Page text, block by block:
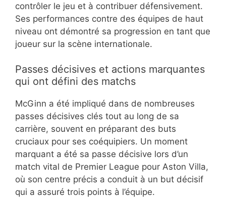
contrôler le jeu et à contribuer défensivement.
Ses performances contre des équipes de haut
niveau ont démontré sa progression en tant que
joueur sur la scène internationale.
Passes décisives et actions marquantes
qui ont défini des matchs
McGinn a été impliqué dans de nombreuses
passes décisives clés tout au long de sa
carrière, souvent en préparant des buts
cruciaux pour ses coéquipiers. Un moment
marquant a été sa passe décisive lors d’un
match vital de Premier League pour Aston Villa,
où son centre précis a conduit à un but décisif
qui a assuré trois points à l’équipe.